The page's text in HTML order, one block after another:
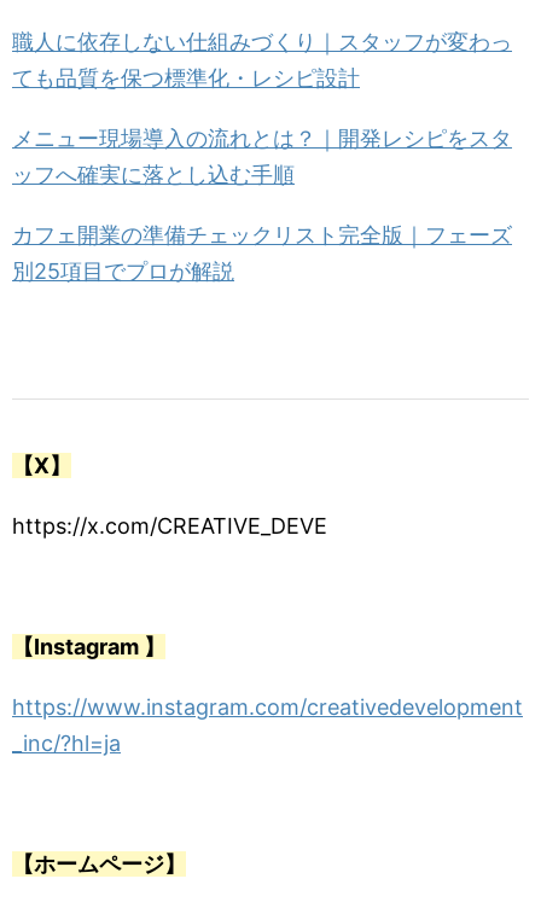
職人に依存しない仕組みづくり｜スタッフが変わっ
ても品質を保つ標準化・レシピ設計
メニュー現場導入の流れとは？｜開発レシピをスタ
ッフへ確実に落とし込む手順
カフェ開業の準備チェックリスト完全版｜フェーズ
別25項目でプロが解説
【X】
https://x.com/CREATIVE_DEVE
【Instagram 】
https://www.instagram.com/creativedevelopment
_inc/?hl=ja
【ホームページ】